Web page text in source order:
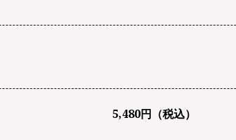
5,480円（税込）